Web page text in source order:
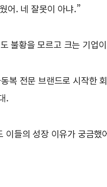
어. 네 잘못이 아냐.”
불황을 모르고 크는 기업
복 전문 브랜드로 시작한
.
들의 성장 이유가 궁금했